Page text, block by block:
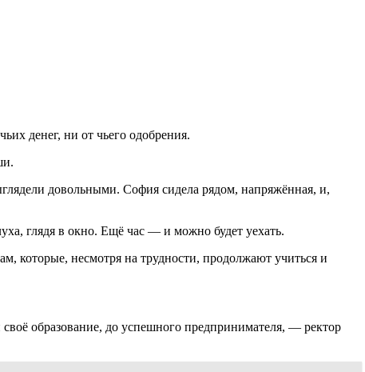
денег, ни от чьего одобрения.
довольными. София сидела рядом, напряжённая, и,
глядя в окно. Ещё час — и можно будет уехать.
которые, несмотря на трудности, продолжают учиться и
образование, до успешного предпринимателя, — ректор